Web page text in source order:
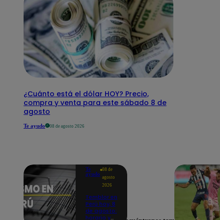
¿Cuánto está el dólar HOY? Precio,
compra y venta para este sábado 8 de
agosto
Te ayudo 08 de agosto 2026
Te
ayudo
08 de
agosto
2026
Temblor en
Perú hoy, 8
de agosto:
horario y